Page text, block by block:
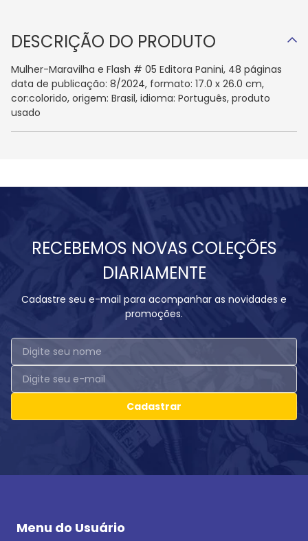
DESCRIÇÃO DO PRODUTO
Mulher-Maravilha e Flash # 05 Editora Panini, 48 páginas
data de publicação: 8/2024, formato: 17.0 x 26.0 cm,
cor:colorido, origem: Brasil, idioma: Português, produto
usado
RECEBEMOS NOVAS COLEÇÕES
DIARIAMENTE
Cadastre seu e-mail para acompanhar as novidades e
promoções.
Cadastrar
Menu do Usuário